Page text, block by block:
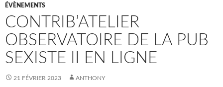
ÉVÈNEMENTS
CONTRIB’ATELIER
OBSERVATOIRE DE LA PUB
SEXISTE II EN LIGNE
21 FÉVRIER 2023 ANTHONY